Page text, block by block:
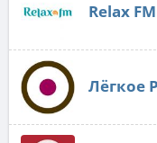
Relax FM
Лёгкое